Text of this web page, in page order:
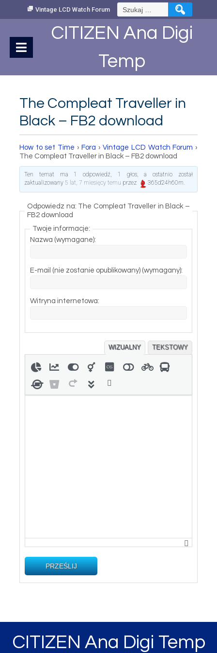
Vintage LCD Watch Forum Szukaj:
CITIZEN Ana Digi
Temp
The Compleat Traveller in
Black – FB2 download
How to set Time › Fora › Vintage LCD Watch Forum ›
The Compleat Traveller in Black – FB2 download
Ten temat ma 1 odpowiedź, 1 głos, a ostatnio został
zaktualizowany 5 lat, 7 miesięcy temu przez 365d24h60m.
Odpowiedz na: The Compleat Traveller in Black –
FB2 download
Twoje informacje:
Nazwa (wymagane):
E-mail (nie zostanie opublikowany) (wymagany):
Witryna internetowa:
WIZUALNY TEKSTOWY
PRZEŚLIJ
CITIZEN Ana Digi Temp